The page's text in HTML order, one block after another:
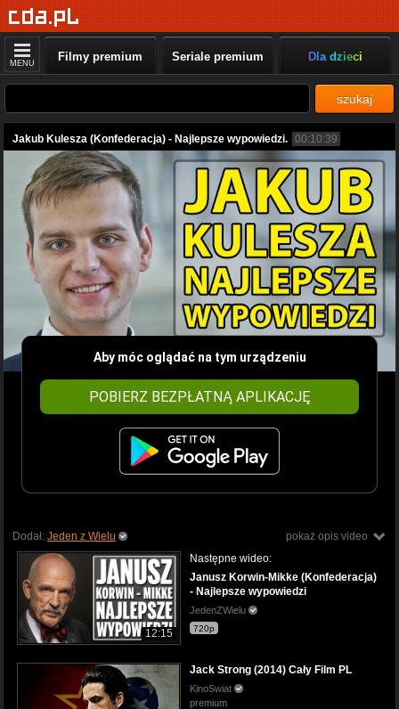
MENU Filmy premium Seriale premium Dla dzieci
szukaj
Jakub Kulesza (Konfederacja) - Najlepsze wypowiedzi. 00:10:39
Aby móc oglądać na tym urządzeniu
POBIERZ BEZPŁATNĄ APLIKACJĘ
pokaż opis video
Dodał: Jeden z Wielu
12:15
Następne wideo:
Janusz Korwin-Mikke (Konfederacja)
- Najlepsze wypowiedzi
JedenZWielu
720p
Jack Strong (2014) Cały Film PL
KinoSwiat
premium